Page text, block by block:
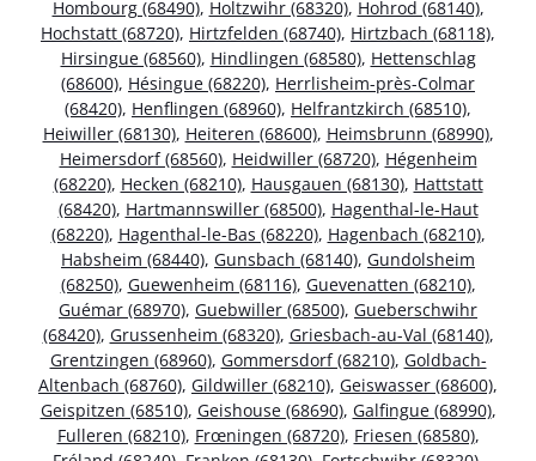
Hombourg (68490), Holtzwihr (68320), Hohrod (68140),
Hochstatt (68720), Hirtzfelden (68740), Hirtzbach (68118),
Hirsingue (68560), Hindlingen (68580), Hettenschlag
(68600), Hésingue (68220), Herrlisheim-près-Colmar
(68420), Henflingen (68960), Helfrantzkirch (68510),
Heiwiller (68130), Heiteren (68600), Heimsbrunn (68990),
Heimersdorf (68560), Heidwiller (68720), Hégenheim
(68220), Hecken (68210), Hausgauen (68130), Hattstatt
(68420), Hartmannswiller (68500), Hagenthal-le-Haut
(68220), Hagenthal-le-Bas (68220), Hagenbach (68210),
Habsheim (68440), Gunsbach (68140), Gundolsheim
(68250), Guewenheim (68116), Guevenatten (68210),
Guémar (68970), Guebwiller (68500), Gueberschwihr
(68420), Grussenheim (68320), Griesbach-au-Val (68140),
Grentzingen (68960), Gommersdorf (68210), Goldbach-
Altenbach (68760), Gildwiller (68210), Geiswasser (68600),
Geispitzen (68510), Geishouse (68690), Galfingue (68990),
Fulleren (68210), Frœningen (68720), Friesen (68580),